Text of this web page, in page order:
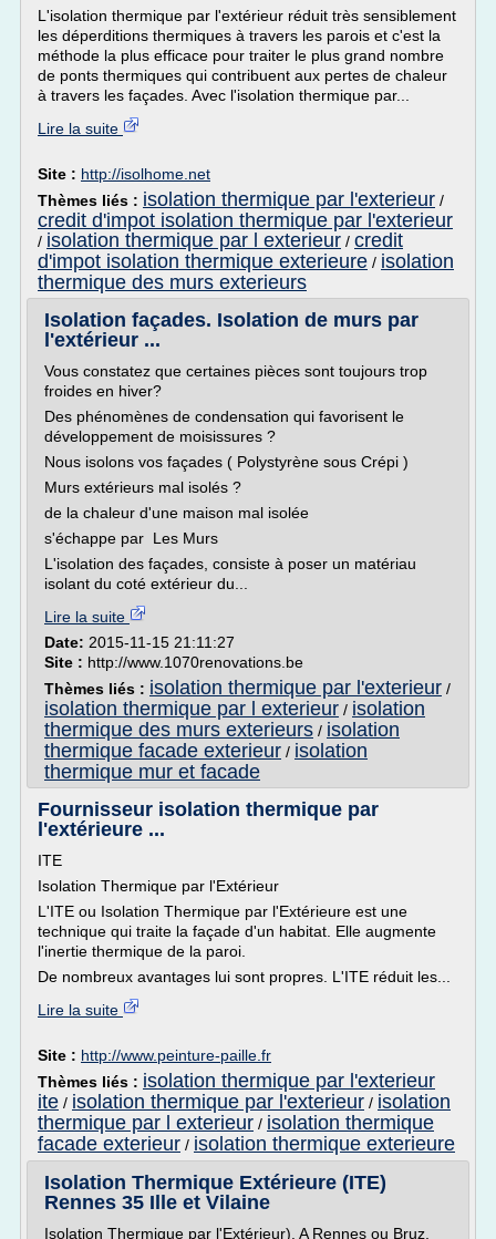
L'isolation thermique par l'extérieur réduit très sensiblement
les déperditions thermiques à travers les parois et c'est la
méthode la plus efficace pour traiter le plus grand nombre
de ponts thermiques qui contribuent aux pertes de chaleur
à travers les façades. Avec l'isolation thermique par...
Lire la suite
Site : http://isolhome.net
Thèmes liés : isolation thermique par l'exterieur /
credit d'impot isolation thermique par l'exterieur
/ isolation thermique par l exterieur / credit
d'impot isolation thermique exterieure / isolation
thermique des murs exterieurs
Isolation façades. Isolation de murs par
l'extérieur ...
Vous constatez que certaines pièces sont toujours trop
froides en hiver?
Des phénomènes de condensation qui favorisent le
développement de moisissures ?
Nous isolons vos façades ( Polystyrène sous Crépi )
Murs extérieurs mal isolés ?
de la chaleur d'une maison mal isolée
s'échappe par Les Murs
L'isolation des façades, consiste à poser un matériau
isolant du coté extérieur du...
Lire la suite
Date: 2015-11-15 21:11:27
Site : http://www.1070renovations.be
Thèmes liés : isolation thermique par l'exterieur /
isolation thermique par l exterieur / isolation
thermique des murs exterieurs / isolation
thermique facade exterieur / isolation
thermique mur et facade
Fournisseur isolation thermique par
l'extérieure ...
ITE
Isolation Thermique par l'Extérieur
L'ITE ou Isolation Thermique par l'Extérieure est une
technique qui traite la façade d'un habitat. Elle augmente
l'inertie thermique de la paroi.
De nombreux avantages lui sont propres. L'ITE réduit les...
Lire la suite
Site : http://www.peinture-paille.fr
Thèmes liés : isolation thermique par l'exterieur
ite / isolation thermique par l'exterieur / isolation
thermique par l exterieur / isolation thermique
facade exterieur / isolation thermique exterieure
Isolation Thermique Extérieure (ITE)
Rennes 35 Ille et Vilaine
Isolation Thermique par l'Extérieur). A Rennes ou Bruz,